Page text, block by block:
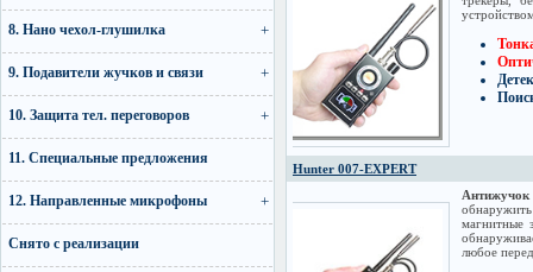
8. Нано чехол-глушилка
9. Подавители жучков и связи
10. Защита тел. переговоров
11. Специальные предложения
12. Направленные микрофоны
Снято с реализации
Hunter 007-EXPERT
магнитные
любое